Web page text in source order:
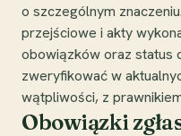
o szczególnym
przejściowe i akty
obowiązków oraz status
zweryfikować w
wątpliwości, z
Obowiązki